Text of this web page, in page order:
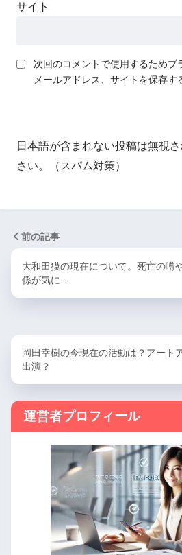
サイト
次回のコメントで使用するためブ
メールアドレス、サイトを保存す
日本語が含まれない投稿は無視
さい。（スパム対策）
前の記事
大和田獏の現在について。死亡の噂
係が気に…
岡田幸樹の今現在の活動は？アート
出演？
運営者プロフィール